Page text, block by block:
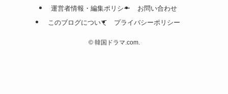
運営者情報・編集ポリシー
お問い合わせ
このブログについて
プライバシーポリシー
©韓国ドラマ.com.